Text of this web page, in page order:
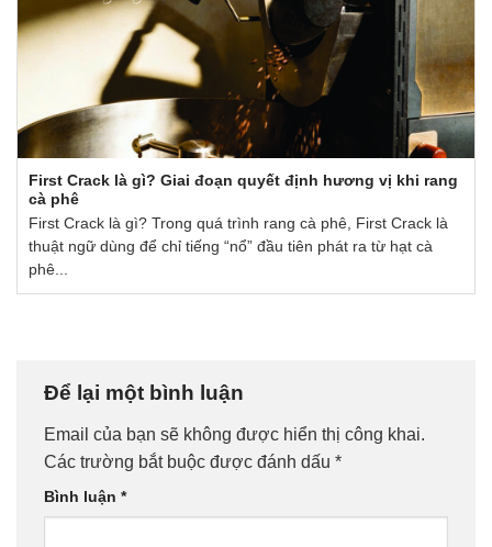
First Crack là gì? Giai đoạn quyết định hương vị khi rang
cà phê
First Crack là gì? Trong quá trình rang cà phê, First Crack là
thuật ngữ dùng để chỉ tiếng “nổ” đầu tiên phát ra từ hạt cà
phê...
Để lại một bình luận
Email của bạn sẽ không được hiển thị công khai.
Các trường bắt buộc được đánh dấu *
Bình luận *